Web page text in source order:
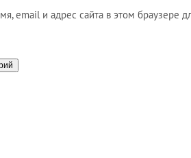
email и адрес сайта в этом браузере